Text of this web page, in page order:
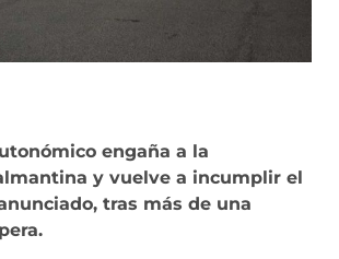
engaña a la
y vuelve a incumplir el
tras más de una